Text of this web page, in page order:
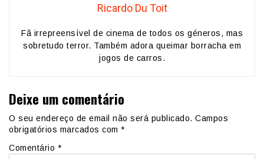
Ricardo Du Toit
Fã irrepreensível de cinema de todos os géneros, mas
sobretudo terror. Também adora queimar borracha em
jogos de carros.
Deixe um comentário
O seu endereço de email não será publicado. Campos
obrigatórios marcados com *
Comentário *